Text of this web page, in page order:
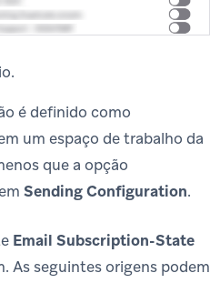
é definido como
um espaço de trabalho da
que a opção
Sending Configuration.
Email Subscription-State
As seguintes origens podem